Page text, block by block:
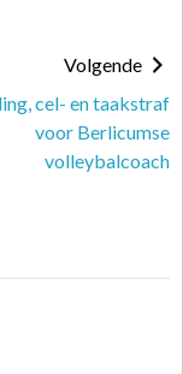
Volgende
cel- en taakstraf
voor Berlicumse
volleybalcoach